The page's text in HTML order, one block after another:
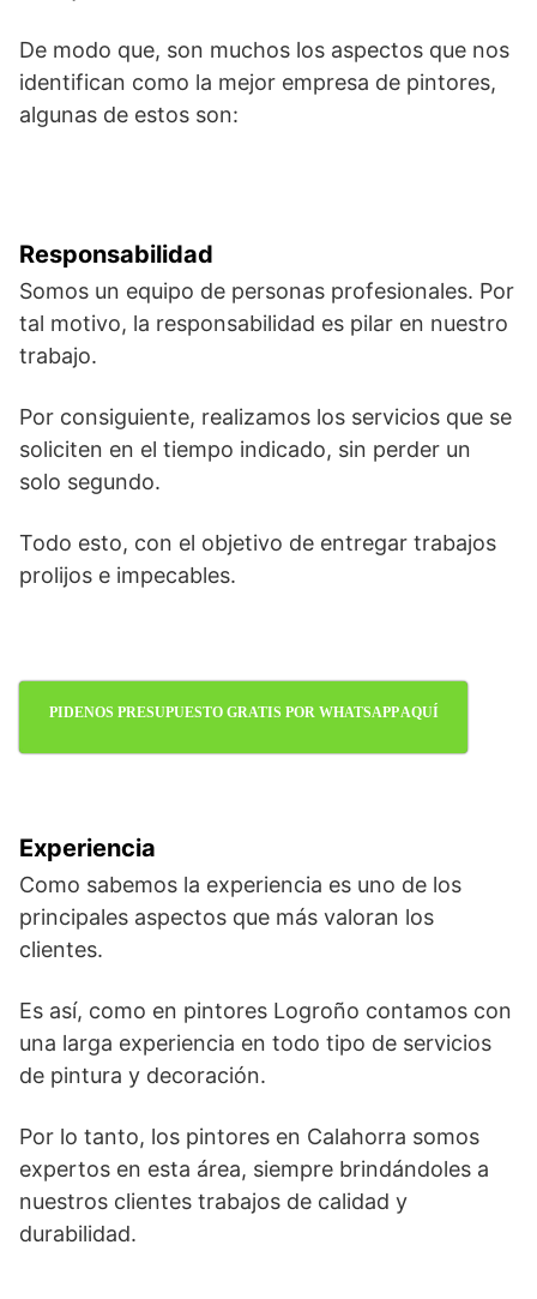
De modo que, son muchos los aspectos que nos
identifican como la mejor empresa de pintores,
algunas de estos son:
Responsabilidad
Somos un equipo de personas profesionales. Por
tal motivo, la responsabilidad es pilar en nuestro
trabajo.
Por consiguiente, realizamos los servicios que se
soliciten en el tiempo indicado, sin perder un
solo segundo.
Todo esto, con el objetivo de entregar trabajos
prolijos e impecables.
PIDENOS PRESUPUESTO GRATIS POR WHATSAPP AQUÍ
Experiencia
Como sabemos la experiencia es uno de los
principales aspectos que más valoran los
clientes.
Es así, como en pintores Logroño contamos con
una larga experiencia en todo tipo de servicios
de pintura y decoración.
Por lo tanto, los pintores en Calahorra somos
expertos en esta área, siempre brindándoles a
nuestros clientes trabajos de calidad y
durabilidad.